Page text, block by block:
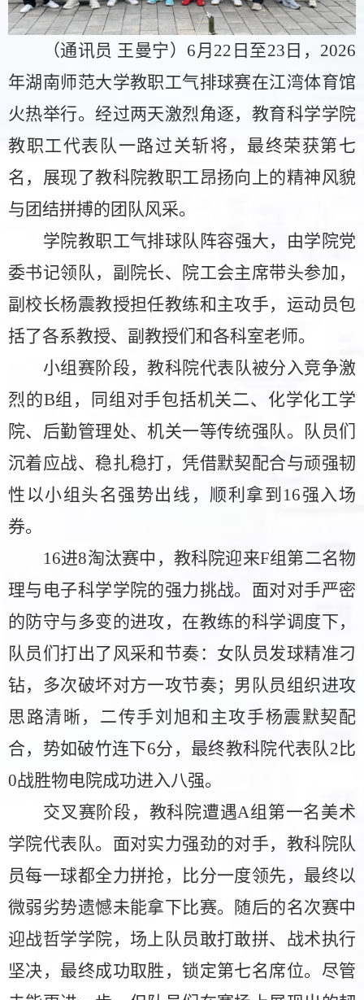
（通讯员 王曼宁） 6月22日至23日，2026
年湖南师范大学教职工气排球赛在江湾体育馆
火热举行。经过两天激烈角逐，教育科学学院
教职工代表队一路过关斩将，最终荣获第七
名，展现了教科院教职工 昂扬向上的精神风貌
与团结拼搏的团队风采。
学院教职工气排球队阵容强大，由学院党
委书记领队，副院长、院工会主席带头参加，
副校长杨震教授担任教练和主攻手，运动员包
括了各系教授、副教授们和各科室老师。
小组赛阶段，教科院代表队被分入竞争激
烈的B组，同组对手包括机关二、化学化工学
院、后勤管理处、机关一等传统强队。队员们
沉着应战、稳扎稳打，凭借默契配合与顽强韧
性以小组头名强势出线，顺利拿到16强入场
券。
16进8淘汰赛中，教科院迎来F组第二名物
理与电子科学学院的强力挑战。面对对手严密
的防守与多变的进攻， 在教练的科学调度下，
队员们打出了风采和节奏 ：女队员发球精准刁
钻，多次破坏对方一攻节奏；男队员组织进攻
思路清晰， 二传手刘旭和主攻手杨震默契配
合，势如破竹连下6分， 最终教科院代表队 2比
0战胜物电院成功进入八强。
交叉赛阶段，教科院遭遇A组第一名美术
学院代表队。面对实力强劲的对手，教科院队
员每一球都全力拼抢，
比分一度领先，最终以
微弱劣势遗憾未能拿下比赛。随后的名次赛中
迎战哲学学院，场上队员敢打敢拼、战术执行
坚决，最终成功取胜，锁定第七名席位。尽管